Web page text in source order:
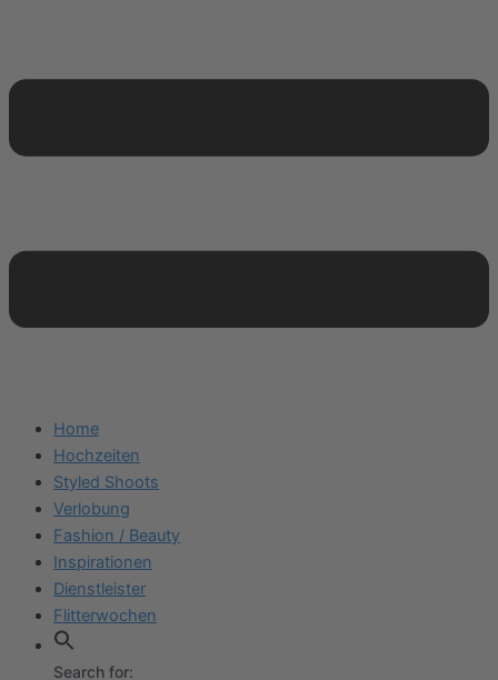
Home
Hochzeiten
Styled Shoots
Verlobung
Fashion / Beauty
Inspirationen
Dienstleister
Flitterwochen
Search for: